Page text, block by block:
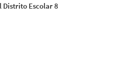
Distrito Escolar 8